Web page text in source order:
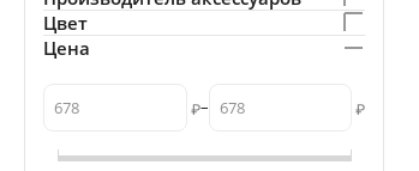
Цвет
Цена
₽– ₽